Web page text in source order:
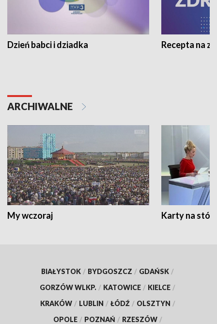
Dzień babci i dziadka Recepta na
ARCHIWALNE
My wczoraj Karty na
BIAŁYSTOK / BYDGOSZCZ / GDAŃSK /
GORZÓW WLKP. / KATOWICE / KIELCE /
KRAKÓW / LUBLIN / ŁÓDŹ / OLSZTYN /
OPOLE / POZNAŃ / RZESZÓW /